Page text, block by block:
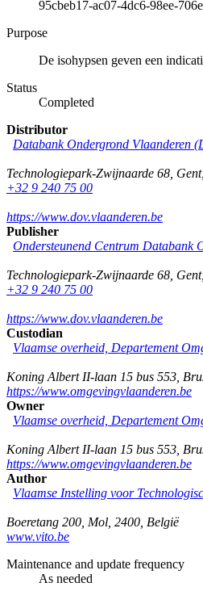
95cbeb17-ac07-4dc6-98ee-
Purpose
De isohypsen geven een
Status
Completed
Distributor
Databank Ondergrond Vlaanderen
Technologiepark-Zwijnaarde 68 Gent,
+32 9 240 75 00
https://www.dov.vlaanderen.be
Publisher
Ondersteunend Centrum Databank
Technologiepark-Zwijnaarde 68 Gent,
+32 9 240 75 00
https://www.dov.vlaanderen.be
Custodian
Vlaamse overheid, Departement
Koning Albert II-laan 15 bus 553
https://www.omgevingvlaanderen.be
Owner
Vlaamse overheid, Departement
Koning Albert II-laan 15 bus 553
https://www.omgevingvlaanderen.be
Author
Vlaamse Instelling voor
Boeretang 200 Mol 2400 België
www.vito.be
Maintenance and update frequency
As needed